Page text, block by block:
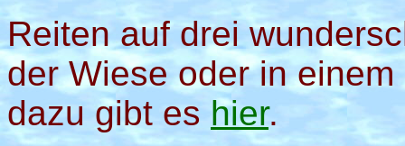
Reiten auf drei
der Wiese oder in
dazu gibt es hier.